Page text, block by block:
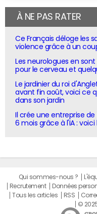
À NE PAS RATER
Ce Français déloge les
violence grâce à un
Les neurologues en
pour le cerveau et
Le jardinier du roi
avant fin août, voici ce
dans son jardin
Il crée une entreprise
6 mois grâce à l'IA :
Qui sommes-nous ?
Recrutement
Données
Tous les articles
RSS
©